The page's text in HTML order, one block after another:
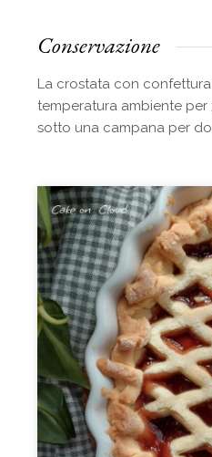
Conservazione
La crostata con
temperatura ambiente
sotto una campana per